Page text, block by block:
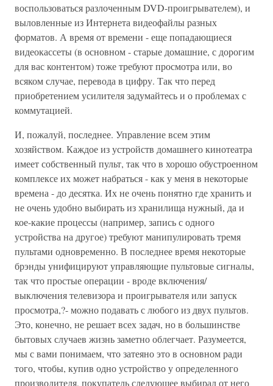
воспользоваться разлоченным DVD-проигрывателем), и
выловленные из Интернета видеофайлы разных
форматов. А время от времени - еще попадающиеся
видеокассеты (в основном - старые домашние, с дорогим
для вас контентом) тоже требуют просмотра или, во
всяком случае, перевода в цифру. Так что перед
приобретением усилителя задумайтесь и о проблемах с
коммутацией.
И, пожалуй, последнее. Управление всем этим
хозяйством. Каждое из устройств домашнего кинотеатра
имеет собственный пульт, так что в хорошо обустроенном
комплексе их может набраться - как у меня в некоторые
времена - до десятка. Их не очень понятно где хранить и
не очень удобно выбирать из хранилища нужный, да и
кое-какие процессы (например, запись с одного
устройства на другое) требуют манипулировать тремя
пультами одновременно. В последнее время некоторые
брэнды унифицируют управляющие пультовые сигналы,
так что простые операции - вроде включения/
выключения телевизора и проигрывателя или запуск
просмотра,?- можно подавать с любого из двух пультов.
Это, конечно, не решает всех задач, но в большинстве
бытовых случаев жизнь заметно облегчает. Разумеется,
мы с вами понимаем, что затеяно это в основном ради
того, чтобы, купив одно устройство у определенного
производителя, покупатель следующее выбирал от него